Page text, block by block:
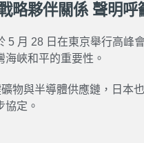
略夥伴關係 聲明呼
5 月 28 日在東京舉行高峰
峽和平的重要性。
物與半導體供應鏈，日本
協定。